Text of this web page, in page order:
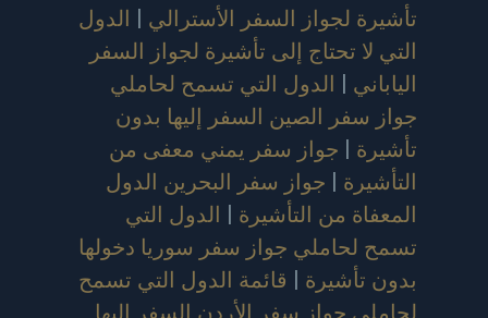
تأشيرة لجواز السفر الأسترالي | الدول
التي لا تحتاج إلى تأشيرة لجواز السفر
الياباني | الدول التي تسمح لحاملي
جواز سفر الصين السفر إليها بدون
تأشيرة | جواز سفر يمني معفى من
التأشيرة | جواز سفر البحرين الدول
المعفاة من التأشيرة | الدول التي
تسمح لحاملي جواز سفر سوريا دخولها
بدون تأشيرة | قائمة الدول التي تسمح